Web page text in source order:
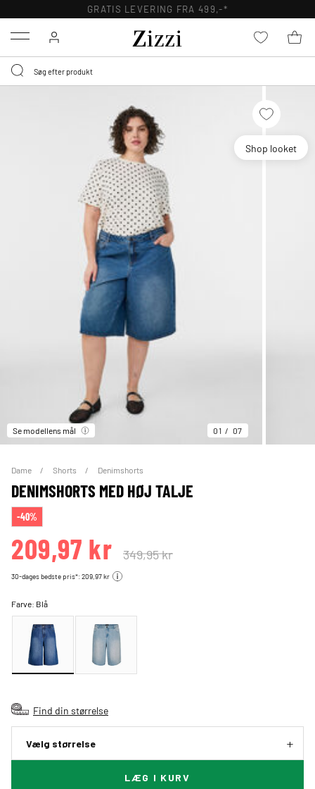
GRATIS LEVERING FRA 499,-*
Menu
Shop looket
Se modellens mål 01 07
Dame Shorts Denimshorts
DENIMSHORTS MED HØJ TALJE
-40%
209,97 kr 349,95 kr
30-dages bedste pris*: 209,97 kr
Farve: Blå
Find din størrelse
Vælg størrelse
LÆG I KURV